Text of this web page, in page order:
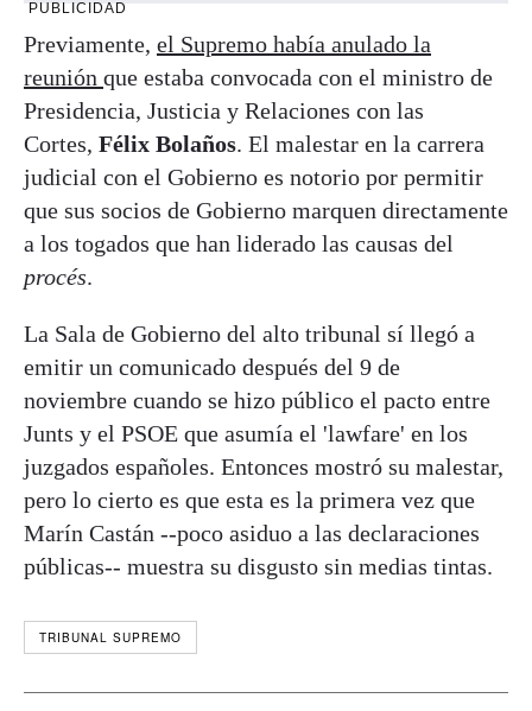
PUBLICIDAD
Previamente, el Supremo había anulado la
reunión que estaba convocada con el ministro de
Presidencia, Justicia y Relaciones con las
Cortes, Félix Bolaños. El malestar en la carrera
judicial con el Gobierno es notorio por permitir
que sus socios de Gobierno marquen directamente
a los togados que han liderado las causas del
procés.
La Sala de Gobierno del alto tribunal sí llegó a
emitir un comunicado después del 9 de
noviembre cuando se hizo público el pacto entre
Junts y el PSOE que asumía el 'lawfare' en los
juzgados españoles. Entonces mostró su malestar,
pero lo cierto es que esta es la primera vez que
Marín Castán --poco asiduo a las declaraciones
públicas-- muestra su disgusto sin medias tintas.
TRIBUNAL SUPREMO